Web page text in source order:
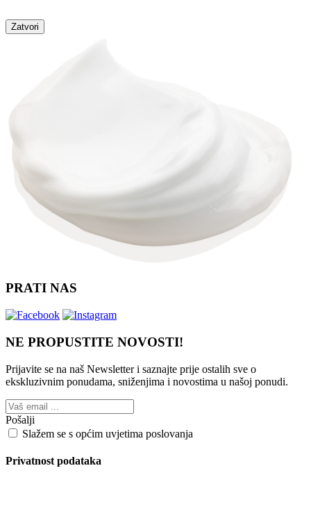
Zatvori
PRATI NAS
NE PROPUSTITE NOVOSTI!
Prijavite se na naš Newsletter i saznajte prije ostalih sve o
ekskluzivnim ponudama, sniženjima i novostima u našoj ponudi.
Pošalji
Slažem se s općim uvjetima poslovanja
Privatnost podataka